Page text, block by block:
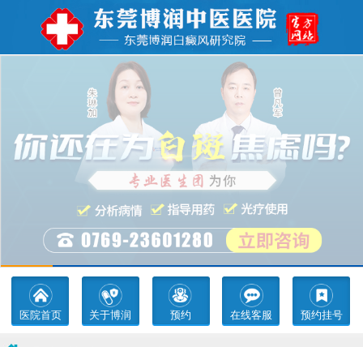
医院首页 关于博润 预约 在线客服 预约挂号